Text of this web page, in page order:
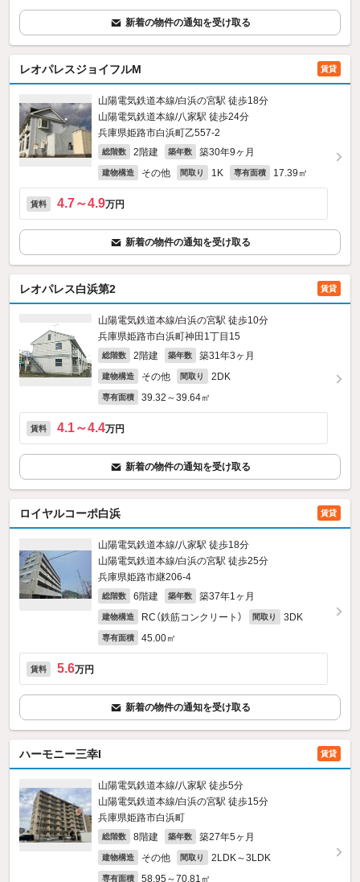
新着の物件の通知を受け取る
レオパレスジョイフルM 賃貸
山陽電気鉄道本線/白浜の宮駅 徒歩18分
山陽電気鉄道本線/八家駅 徒歩24分
兵庫県姫路市白浜町乙557‐2
総階数 2階建 築年数 築30年9ヶ月
建物構造 その他 間取り 1K 専有面積 17.39㎡
賃料 4.7～4.9万円
新着の物件の通知を受け取る
レオパレス白浜第2 賃貸
山陽電気鉄道本線/白浜の宮駅 徒歩10分
兵庫県姫路市白浜町神田1丁目15
総階数 2階建 築年数 築31年3ヶ月
建物構造 その他 間取り 2DK
専有面積 39.32～39.64㎡
賃料 4.1～4.4万円
新着の物件の通知を受け取る
ロイヤルコーポ白浜 賃貸
山陽電気鉄道本線/八家駅 徒歩18分
山陽電気鉄道本線/白浜の宮駅 徒歩25分
兵庫県姫路市継206‐4
総階数 6階建 築年数 築37年1ヶ月
建物構造 RC（鉄筋コンクリート） 間取り 3DK
専有面積 45.00㎡
賃料 5.6万円
新着の物件の通知を受け取る
ハーモニー三幸I 賃貸
山陽電気鉄道本線/八家駅 徒歩5分
山陽電気鉄道本線/白浜の宮駅 徒歩15分
兵庫県姫路市白浜町
総階数 8階建 築年数 築27年5ヶ月
建物構造 その他 間取り 2LDK～3LDK
専有面積 58.95～70.81㎡